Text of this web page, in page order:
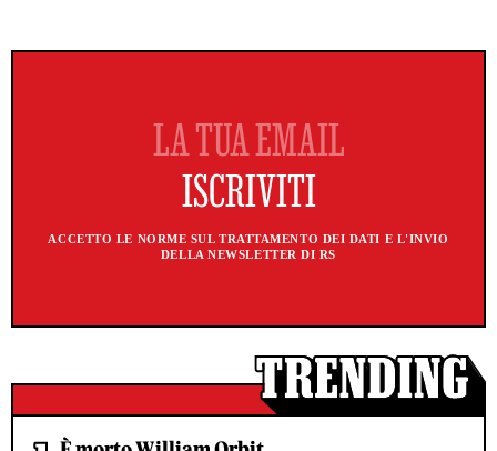
ACCETTO LE NORME SUL TRATTAMENTO DEI DATI E L'INVIO
DELLA NEWSLETTER DI RS